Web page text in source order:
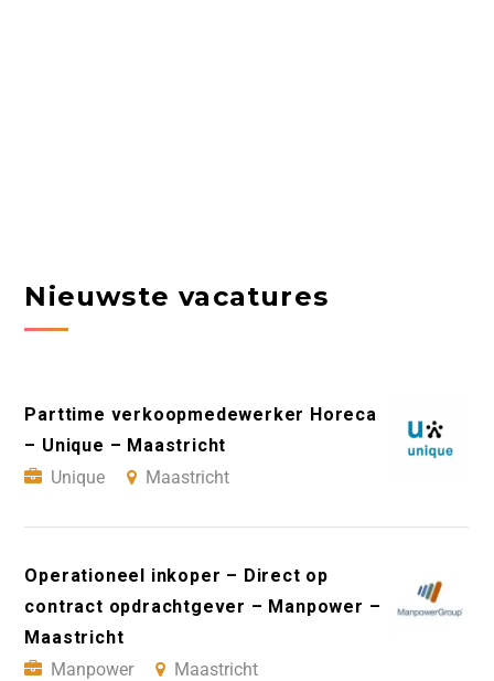
Nieuwste vacatures
Parttime verkoopmedewerker Horeca
– Unique – Maastricht
Unique
Maastricht
Operationeel inkoper – Direct op
contract opdrachtgever – Manpower –
Maastricht
Manpower
Maastricht